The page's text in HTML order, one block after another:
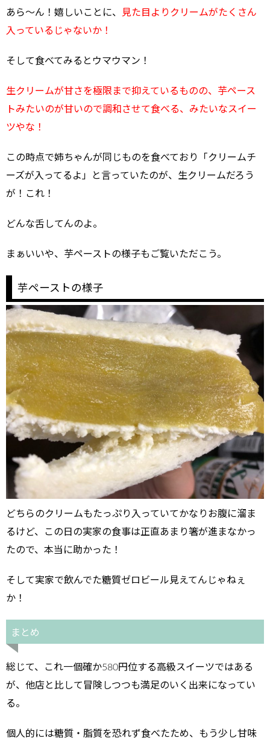
あら～ん！嬉しいことに、
見た目よりクリームがたくさん
入っているじゃないか！
そして食べてみるとウマウマン！
生クリームが甘さを極限まで抑えているものの、芋ペース
トみたいのが甘いので調和させて食べる、みたいなスイー
ツやな！
この時点で姉ちゃんが同じものを食べており「クリームチ
ーズが入ってるよ」と言っていたのが、生クリームだろう
が！これ！
どんな舌してんのよ。
まぁいいや、芋ペーストの様子もご覧いただこう。
芋ペーストの様子
どちらのクリームもたっぷり入っていてかなりお腹に溜ま
るけど、この日の実家の食事は正直あまり箸が進まなかっ
たので、本当に助かった！
そして実家で飲んでた糖質ゼロビール見えてんじゃねぇ
か！
まとめ
総じて、これ一個確か580円位する高級スイーツではある
が、他店と比して冒険しつつも満足のいく出来になってい
る。
個人的には糖質・脂質を恐れず食べたため、もう少し甘味